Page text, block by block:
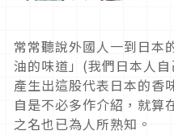
常常聽說外國人一到日本
油的味道」(我們日本人
產生出這股代表日本的香
自是不必多作介紹，就算
之名也已為人所熟知。